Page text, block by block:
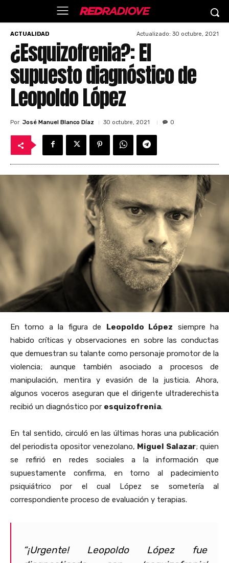
ACTUALIDAD Actualizado: 30 octubre, 2021
¿Esquizofrenia?: El
supuesto diagnóstico de
Leopoldo López
Por José Manuel Blanco Díaz 30 octubre, 2021 0
En torno a la figura de Leopoldo López siempre ha
habido críticas y observaciones en sobre las conductas
que demuestran su talante como personaje promotor de la
violencia; aunque también asociado a procesos de
manipulación, mentira y evasión de la justicia. Ahora,
algunos voceros aseguran que el dirigente ultraderechista
recibió un diagnóstico por esquizofrenia.
En tal sentido, circuló en las últimas horas una publicación
del periodista opositor venezolano, Miguel Salazar; quien
se refirió en redes sociales a la información que
supuestamente confirma, en torno al padecimiento
psiquiátrico por el cual López se sometería al
correspondiente proceso de evaluación y terapias.
“¡Urgente! Leopoldo López fue